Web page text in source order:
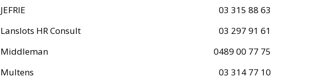
JEFRIE
03 315 88 63
Lanslots HR Consult
03 297 91 61
Middleman
0489 00 77 75
Multens
03 314 77 10